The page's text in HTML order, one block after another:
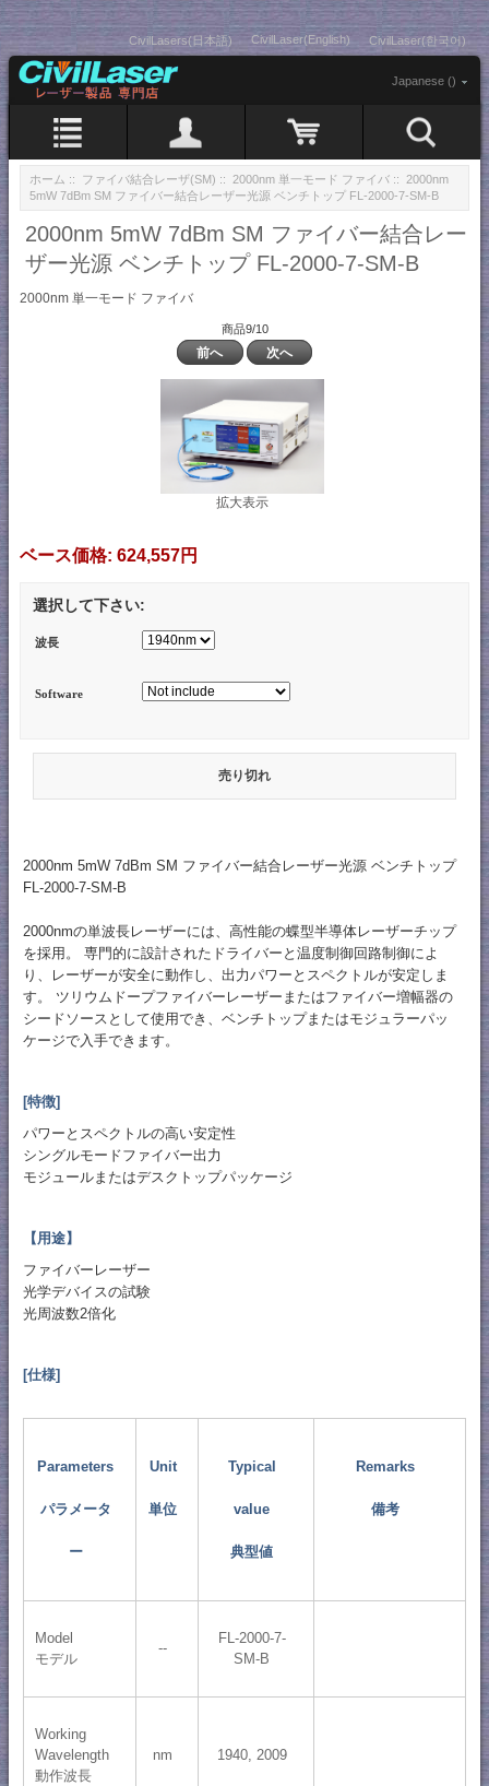
CivilLasers(日本語) CivilLaser(English) CivilLaser(한국어)
Japanese ()
ホーム :: ファイバ結合レーザ(SM) :: 2000nm 単一モード ファイバ :: 2000nm
5mW 7dBm SM ファイバー結合レーザー光源 ベンチトップ FL-2000-7-SM-B
2000nm 5mW 7dBm SM ファイバー結合レー
ザー光源 ベンチトップ FL-2000-7-SM-B
2000nm 単一モード ファイバ
商品9/10
前へ 次へ
拡大表示
ベース価格: 624,557円
選択して下さい:
波長
Software
売り切れ
2000nm 5mW 7dBm SM ファイバー結合レーザー光源 ベンチトップ
FL-2000-7-SM-B
2000nmの単波長レーザーには、高性能の蝶型半導体レーザーチップ
を採用。 専門的に設計されたドライバーと温度制御回路制御によ
り、レーザーが安全に動作し、出力パワーとスペクトルが安定しま
す。 ツリウムドープファイバーレーザーまたはファイバー増幅器の
シードソースとして使用でき、ベンチトップまたはモジュラーパッ
ケージで入手できます。
[特徴]
パワーとスペクトルの高い安定性
シングルモードファイバー出力
モジュールまたはデスクトップパッケージ
【用途】
ファイバーレーザー
光学デバイスの試験
光周波数2倍化
[仕様]
Parameters
パラメータ
ー
Unit
単位
Typical
value
典型値
Remarks
備考
Model
モデル
--
FL-2000-7-
SM-B
Working
Wavelength
動作波長
nm 1940, 2009